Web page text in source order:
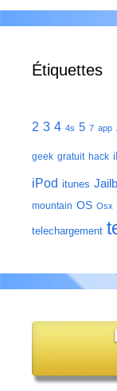
Étiquettes
2 3 4 4s 5 7 app
geek gratuit hack
iPod itunes
mountain OS Osx
telechargement